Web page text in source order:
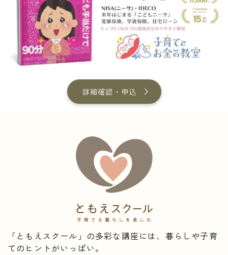
詳細確認・申込
「ともえスクール」の多彩な講座には、暮らしや子育
てのヒントがいっぱい。